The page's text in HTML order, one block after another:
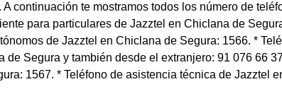
continuación te mostramos todos los número de
para particulares de Jazztel en Chiclana de
de Jazztel en Chiclana de Segura: 1566. *
Segura y también desde el extranjero: 91 076 66
1567. * Teléfono de asistencia técnica de Jazztel